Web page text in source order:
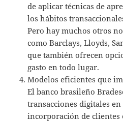
de aplicar técnicas de
los hábitos
Pero hay muchos otros
como Barclays, Lloyds,
que también ofrecen
gasto en todo lugar.
Modelos eficientes que
El banco brasileño
transacciones digitales en
incorporación de clientes